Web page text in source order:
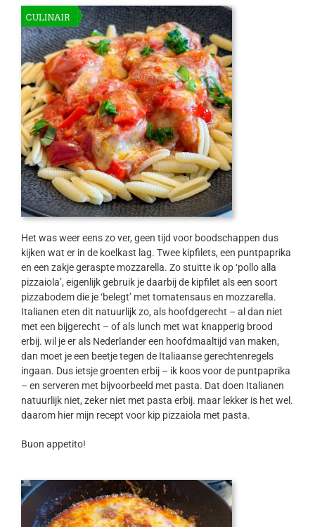
Het was weer eens zo ver, geen tijd voor boodschappen dus
kijken wat er in de koelkast lag. Twee kipfilets, een puntpaprika
en een zakje geraspte mozzarella. Zo stuitte ik op ‘pollo alla
pizzaiola’, eigenlijk gebruik je daarbij de kipfilet als een soort
pizzabodem die je ‘belegt’ met tomatensaus en mozzarella.
Italianen eten dit natuurlijk zo, als hoofdgerecht – al dan niet
met een bijgerecht – of als lunch met wat knapperig brood
erbij. wil je er als Nederlander een hoofdmaaltijd van maken,
dan moet je een beetje tegen de Italiaanse gerechtenregels
ingaan. Dus ietsje groenten erbij – ik koos voor de puntpaprika
– en serveren met bijvoorbeeld met pasta. Dat doen Italianen
natuurlijk niet, zeker niet met pasta erbij. maar lekker is het wel.
daarom hier mijn recept voor kip pizzaiola met pasta.
Buon appetito!